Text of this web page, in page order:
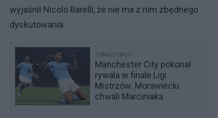
wyjaśnił Nicolo Barelli, że nie ma z nim zbędnego
dyskutowania.
Zobacz także
Manchester City pokonał
rywala w finale Ligi
Mistrzów. Morawiecki
chwali Marciniaka